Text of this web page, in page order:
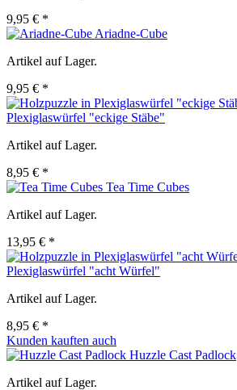
9,95 € *
Ariadne-Cube
Artikel auf Lager.
9,95 € *
Plexiglaswürfel "eckige Stäbe"
Artikel auf Lager.
8,95 € *
Tea Time Cubes
Artikel auf Lager.
13,95 € *
Plexiglaswürfel "acht Würfel"
Artikel auf Lager.
8,95 € *
Kunden kauften auch
Huzzle Cast Padlock
Artikel auf Lager.